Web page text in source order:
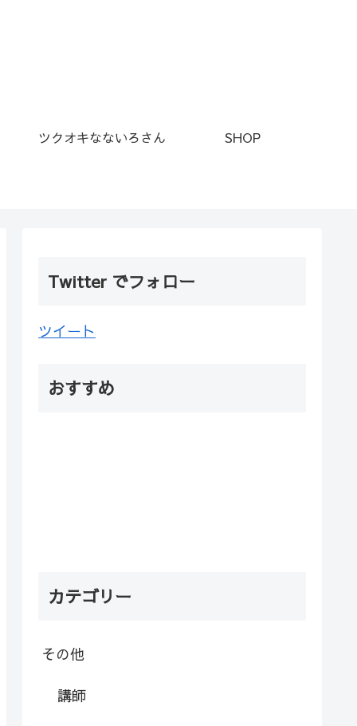
ツクオキなないろさん SHOP
Twitter でフォロー
ツイート
おすすめ
カテゴリー
その他
講師